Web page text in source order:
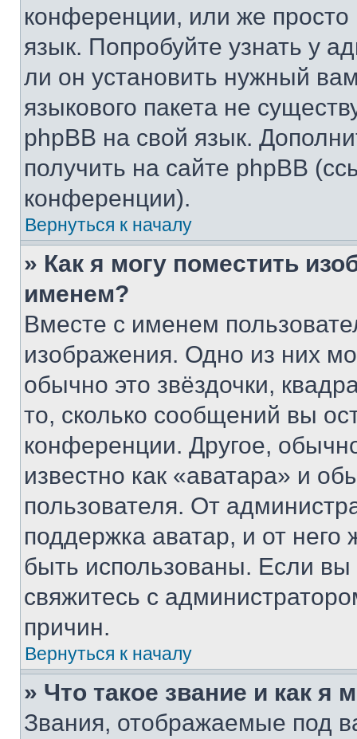
конференции, или же
язык. Попробуйте узнать у
ли он установить нужный
языкового пакета не
phpBB на свой язык.
получить на сайте phpBB
конференции).
Вернуться к началу
» Как я могу поместить
именем?
Вместе с именем
изображения. Одно из них
обычно это звёздочки,
то, сколько сообщений вы
конференции. Другое,
известно как «аватара» и
пользователя. От
поддержка аватар, и от него
быть использованы. Если
свяжитесь с
причин.
Вернуться к началу
» Что такое звание и как я
Звания, отображаемые под